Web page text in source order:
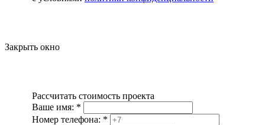
Закрыть окно
Рассчитать стоимость проекта
Ваше имя: *
Номер телефона: *